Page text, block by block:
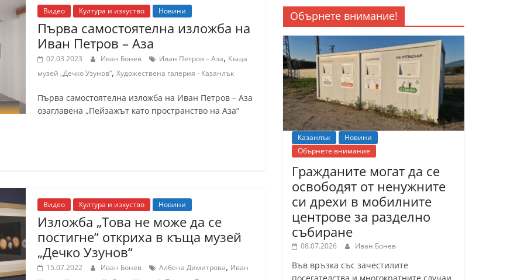
Видео Култура и изкуство Новини
Първа самостоятелна изложба на
Иван Петров – Аза
02.03.2023 Иван Бонев Иван Петров – Аза, Къща
музей „Дечко Узунов“, Художествена галерия - Казанлък
Първа самостоятелна изложба на Иван Петров – Аза
озаглавена „Пейзажът като пространство на Аза“
Видео Култура и изкуство Новини
Изложба „Това не може да се
постигне“ откриха в къща музей
„Дечко Узунов“
15.07.2022 Иван Бонев Албена Димитрова, Иван
Обърнете внимание!
Казанлък
Новини
Обърнете внимание
Гражданите могат да се
освободят от ненужните
си дрехи в мобилните
центрове за разделно
събиране
08.07.2026 Иван Бонев
Във връзка със зачестилите